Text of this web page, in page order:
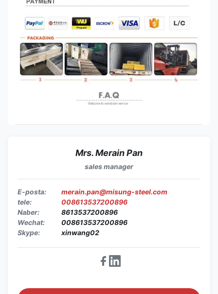
Mrs. Merain Pan
sales manager
E-posta:
merain.pan@misung-steel.com
tele:
008613537200896
Naber:
8613537200896
Wechat:
008613537200896
Skype:
xinwang02